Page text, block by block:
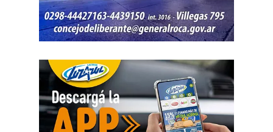
conforme a la normativa vigente del Poder Judicial de Río
Negro.